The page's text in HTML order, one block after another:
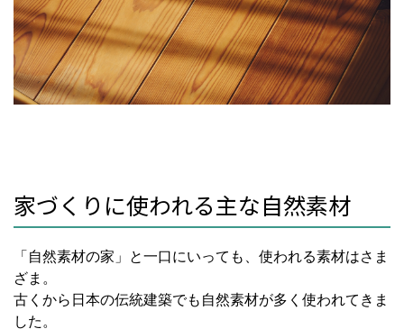
家づくりに使われる主な自然素材
「自然素材の家」と一口にいっても、使われる素材はさま
ざま。
古くから日本の伝統建築でも自然素材が多く使われてきま
した。